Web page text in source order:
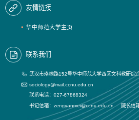
友情链接
华中师范大学主页
联系我们
武汉市珞喻路152号华中师范大学西区文科教研综
sociology@mail.ccnu.edu.cn
联系电话：027-67868324
书记信箱：zengyanmei@ccnu.edu.cn 院长信